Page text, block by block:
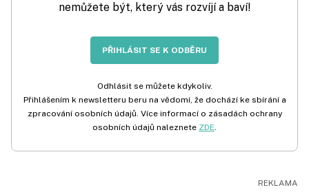
nemůžete být, který vás rozvíjí a baví!
PŘIHLÁSIT SE K ODBĚRU
Odhlásit se můžete kdykoliv.
Přihlášením k newsletteru beru na vědomí, že dochází ke sbírání a
zpracování osobních údajů. Více informací o zásadách ochrany
osobních údajů naleznete ZDE.